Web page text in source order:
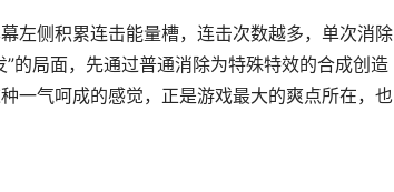
左侧积累连击能量槽，连击次数越多，单次消除
的局面，先通过普通消除为特殊特效的合成创造
一气呵成的感觉，正是游戏最大的爽点所在，也